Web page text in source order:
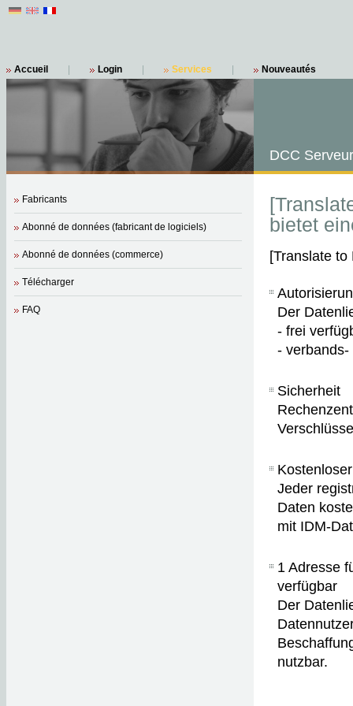
Accueil Login Services Nouveautés
Fabricants
Abonné de données (fabricant de logiciels)
Abonné de données (commerce)
Télécharger
FAQ
DCC
bietet
[Translate to
Der
- frei
-
Sicherheit
Jeder
Daten
mit IDM-
1 Adresse
verfügbar
Der
nutzbar.